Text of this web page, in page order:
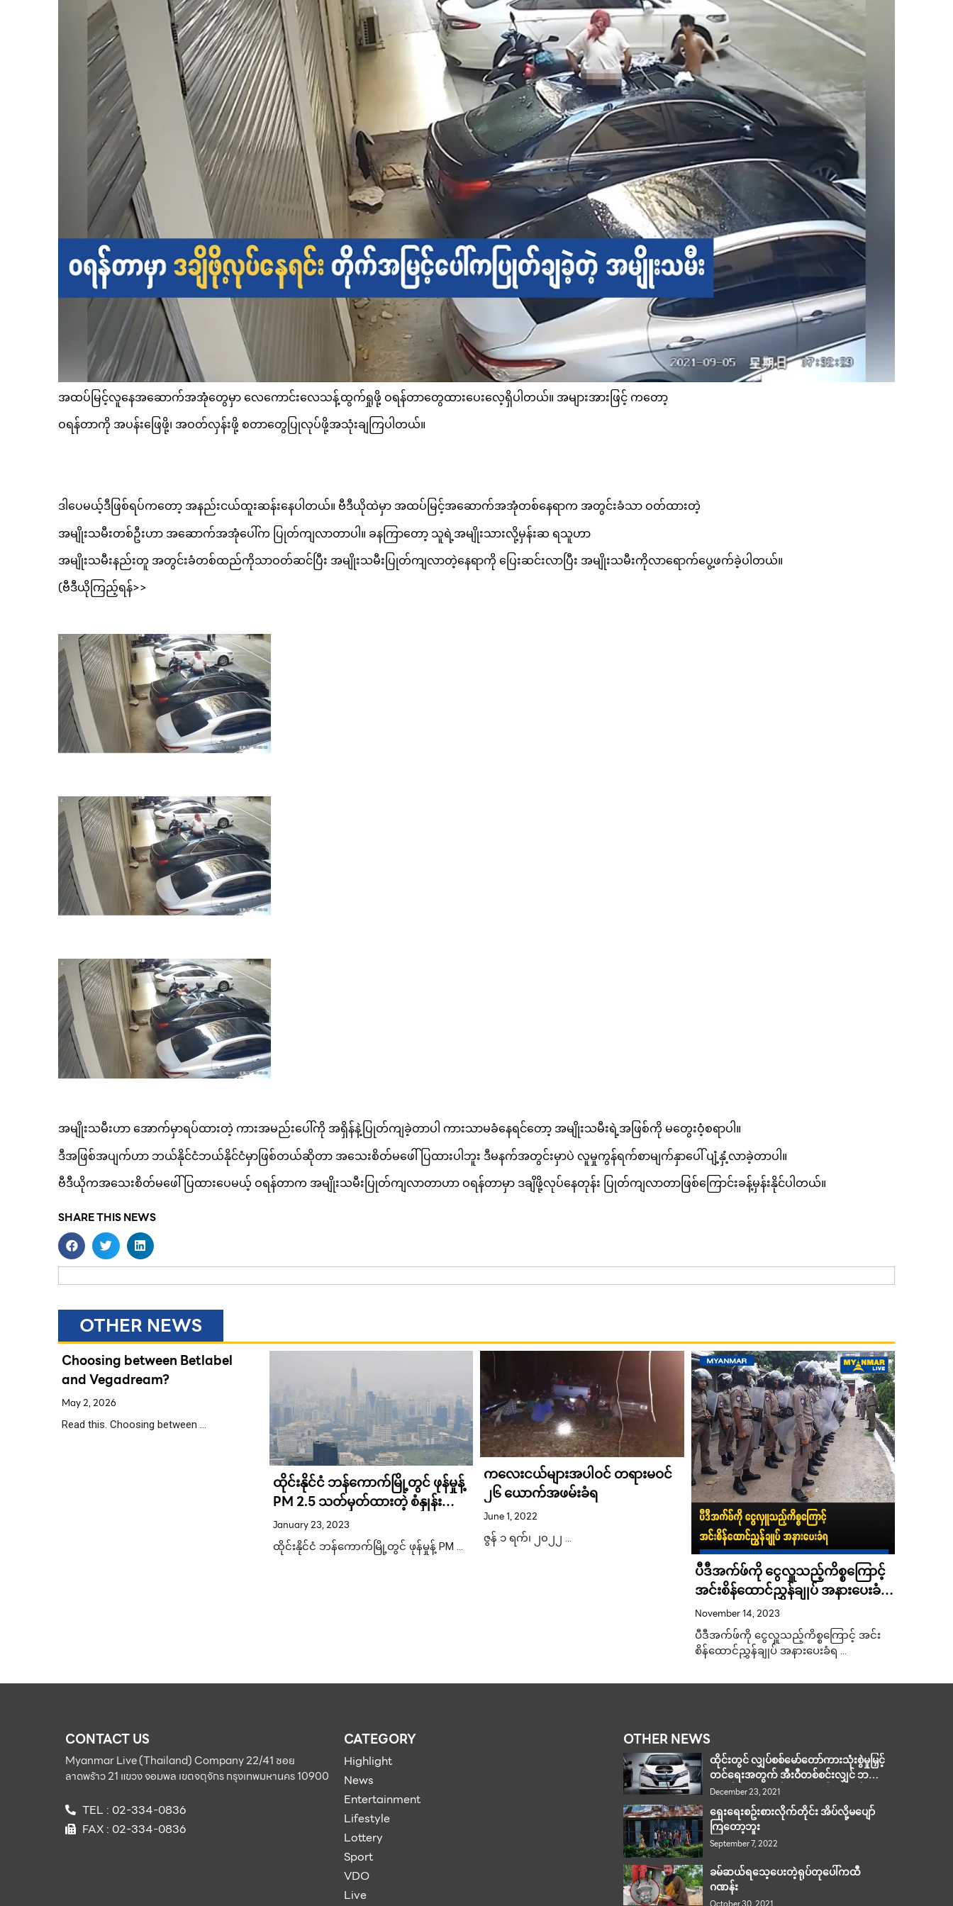
အထပ်မြင့်လူနေအဆောက်အအုံတွေမှာ လေကောင်းလေသန့်ထွက်ရှုဖို့ ဝရန်တာတွေထားပေးလေ့ရှိပါတယ်။ အများအားဖြင့် ကတော့
ဝရန်တာကို အပန်းဖြေဖို့၊ အဝတ်လှန်းဖို့ စတာတွေပြုလုပ်ဖို့အသုံးချကြပါတယ်။
ဒါပေမယ့်ဒီဖြစ်ရပ်ကတော့ အနည်းငယ်ထူးဆန်းနေပါတယ်။ ဗီဒီယိုထဲမှာ အထပ်မြင့်အဆောက်အအုံတစ်နေရာက အတွင်းခံသာ ဝတ်ထားတဲ့
အမျိုးသမီးတစ်ဦးဟာ အဆောက်အအုံပေါ်က ပြုတ်ကျလာတာပါ။ ခနကြာတော့ သူရဲ့အမျိုးသားလို့မှန်းဆ ရသူဟာ
အမျိုးသမီးနည်းတူ အတွင်းခံတစ်ထည်ကိုသာဝတ်ဆင်ပြီး အမျိုးသမီးပြုတ်ကျလာတဲ့နေရာကို ပြေးဆင်းလာပြီး အမျိုးသမီးကိုလာရောက်ပွေ့ဖက်ခဲ့ပါတယ်။
(ဗီဒီယိုကြည့်ရန်>>
အမျိုးသမီးဟာ အောက်မှာရပ်ထားတဲ့ ကားအမည်းပေါ်ကို အရှိန်နဲ့ပြုတ်ကျခဲ့တာပါ ကားသာမခံနေရင်တော့ အမျိုးသမီးရဲ့အဖြစ်ကို မတွေးဝံ့စရာပါ။
ဒီအဖြစ်အပျက်ဟာ ဘယ်နိုင်ငံဘယ်နိုင်ငံမှာဖြစ်တယ်ဆိုတာ အသေးစိတ်မဖေါ်ပြထားပါဘူး ဒီမနက်အတွင်းမှာပဲ လူမှုကွန်ရက်စာမျက်နှာပေါ် ပျံ့နှံ့လာခဲ့တာပါ။
ဗီဒီယိုကအသေးစိတ်မဖေါ်ပြထားပေမယ့် ဝရန်တာက အမျိုးသမီးပြုတ်ကျလာတာဟာ ဝရန်တာမှာ ဒချိဖို့လုပ်နေတုန်း ပြုတ်ကျလာတာဖြစ်ကြောင်းခန့်မှန်းနိုင်ပါတယ်။
SHARE THIS NEWS
OTHER NEWS
Choosing between Betlabel
and Vegadream?
May 2, 2026
Read this. Choosing between …
ထိုင်းနိုင်ငံ ဘန်ကောက်မြို့တွင် ဖုန်မှုန့်
PM 2.5 သတ်မှတ်ထားတဲ့ စံနှုန်း
ထက်ကျော်လွန်
January 23, 2023
ထိုင်းနိုင်ငံ ဘန်ကောက်မြို့တွင် ဖုန်မှုန့် PM …
ကလေးငယ်များအပါဝင် တရားမဝင်
၂၆ ယောက်အဖမ်းခံရ
June 1, 2022
ဇွန် ၁ ရက်၊ ၂၀၂၂ …
ပီဒီအက်ဖ်ကို ငွေလှူသည့်ကိစ္စကြောင့်
အင်းစိန်ထောင်ညွှန်ချုပ် အနားပေးခံရ
.November 14, 2023
ပီဒီအက်ဖ်ကို ငွေလှူသည့်ကိစ္စကြောင့် အင်း
စိန်ထောင်ညွှန်ချုပ် အနားပေးခံရ …
CONTACT US
Myanmar Live (Thailand) Company 22/41 ซอย
ลาดพร้าว 21 แขวง จอมพล เขตจตุจักร กรุงเทพมหานคร 10900
TEL : 02-334-0836
FAX : 02-334-0836
CATEGORY
Highlight
News
Entertainment
Lifestyle
Lottery
Sport
VDO
Live
OTHER NEWS
ထိုင်းတွင် လျှပ်စစ်မော်တော်ကားသုံးစွဲမှုမြှင့်
တင်ရေးအတွက် အီးဝီတစ်စင်းလျှင် ဘတ်
၈ သိန်းအထိ သက်သာစေမည့် စီမံကိန်း
December 23, 2021
ရှေးရေးစဥ်းစားလိုက်တိုင်း အိပ်လို့မပျော်
ကြတော့ဘူး
September 7, 2022
ခမ်ဆယ်ရသေ့ပေးတဲ့ရုပ်တုပေါ်ကထီ
ဂဏန်း